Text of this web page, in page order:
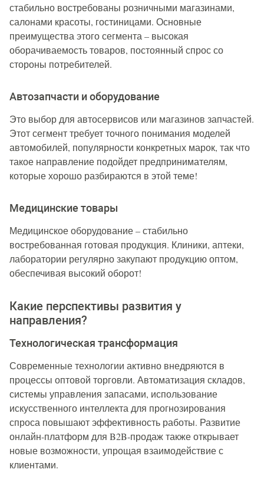
стабильно востребованы розничными магазинами,
салонами красоты, гостиницами. Основные
преимущества этого сегмента – высокая
оборачиваемость товаров, постоянный спрос со
стороны потребителей.
Автозапчасти и оборудование
Это выбор для автосервисов или магазинов запчастей.
Этот сегмент требует точного понимания моделей
автомобилей, популярности конкретных марок, так что
такое направление подойдет предпринимателям,
которые хорошо разбираются в этой теме!
Медицинские товары
Медицинское оборудование – стабильно
востребованная готовая продукция. Клиники, аптеки,
лаборатории регулярно закупают продукцию оптом,
обеспечивая высокий оборот!
Какие перспективы развития у
направления?
Технологическая трансформация
Современные технологии активно внедряются в
процессы оптовой торговли. Автоматизация складов,
системы управления запасами, использование
искусственного интеллекта для прогнозирования
спроса повышают эффективность работы. Развитие
онлайн-платформ для B2B-продаж также открывает
новые возможности, упрощая взаимодействие с
клиентами.